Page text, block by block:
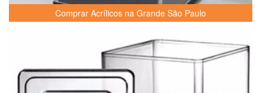
Comprar Acrílicos na Grande São Paulo